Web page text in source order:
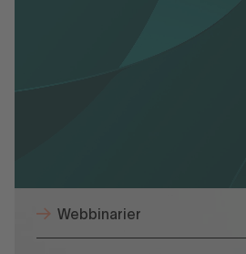
Webbinarier